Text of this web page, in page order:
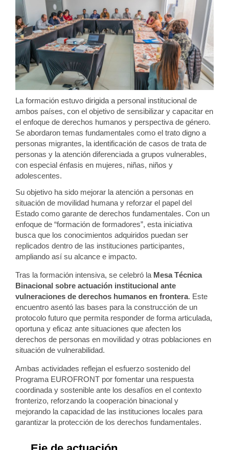
La formación estuvo dirigida a personal institucional de
ambos países, con el objetivo de sensibilizar y capacitar en
el enfoque de derechos humanos y perspectiva de género.
Se abordaron temas fundamentales como el trato digno a
personas migrantes, la identificación de casos de trata de
personas y la atención diferenciada a grupos vulnerables,
con especial énfasis en mujeres, niñas, niños y
adolescentes.
Su objetivo ha sido mejorar la atención a personas en
situación de movilidad humana y reforzar el papel del
Estado como garante de derechos fundamentales. Con un
enfoque de “formación de formadores”, esta iniciativa
busca que los conocimientos adquiridos puedan ser
replicados dentro de las instituciones participantes,
ampliando así su alcance e impacto.
Tras la formación intensiva, se celebró la Mesa Técnica
Binacional sobre actuación institucional ante
vulneraciones de derechos humanos en frontera. Este
encuentro asentó las bases para la construcción de un
protocolo futuro que permita responder de forma articulada,
oportuna y eficaz ante situaciones que afecten los
derechos de personas en movilidad y otras poblaciones en
situación de vulnerabilidad.
Ambas actividades reflejan el esfuerzo sostenido del
Programa EUROFRONT por fomentar una respuesta
coordinada y sostenible ante los desafíos en el contexto
fronterizo, reforzando la cooperación binacional y
mejorando la capacidad de las instituciones locales para
garantizar la protección de los derechos fundamentales.